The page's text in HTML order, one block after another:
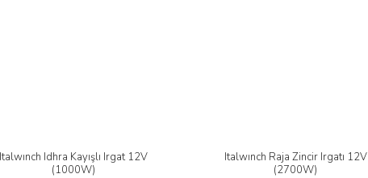
Italwınch Idhra Kayışlı Irgat 12V
(1000W)
İncele
Italwınch Raja Zincir Irgatı 12V
(2700W)
İncele